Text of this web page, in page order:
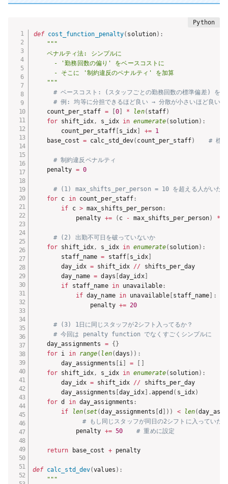
def cost_function_penalty( solution) :
"""
    ペナルティ法: シンプルに
      - '勤務回数の偏り' をベースコストに
      - そこに '制約違反のペナルティ' を加算
    """
# ベースコスト: (スタッフごとの勤務回数の標準偏差) を小
# 例: 均等に分担できるほど良い → 分散が小さいほど良い
    count_per_staff
= [0] * len( staff)
for shift_idx, s_idx in enumerate( solution) :
        count_per_staff
[s_idx] += 1
    base_cost
= calc_std_dev( count_per_staff) # 標
# 制約違反ペナルティ
    penalty
= 0
# (1) max_shifts_per_person = 10 を超える人がいたら
for c in count_per_staff :
if c > max_shifts_per_person :
            penalty
+= ( c - max_shifts_per_person) *
# (2) 出勤不可日を破っていないか
for shift_idx, s_idx in enumerate( solution) :
        staff_name
= staff [s_idx]
        day_idx
= shift_idx //
shifts_per_day
        day_name
= days [day_idx]
if staff_name in unavailable :
if day_name in unavailable [staff_name] :
                penalty
+= 20
# (3) 1日に同じスタッフが2シフト入ってるか？
# 今回は penalty function でなくすごくシンプルに
    day_assignments
= {}
for i in range( len(days ) ) :
        day_assignments
[i] = [ ]
for shift_idx, s_idx in enumerate( solution) :
        day_idx
= shift_idx //
shifts_per_day
        day_assignments
[day_idx] .append ( s_idx)
for d in day_assignments :
if
len(set(day_assignments [d ] ) ) < len(
# もし同じスタッフが同日の2シフトに入っていた
            penalty
+= 50 # 重めに設定
return base_cost + penalty
def calc_std_dev(values ) :
"""